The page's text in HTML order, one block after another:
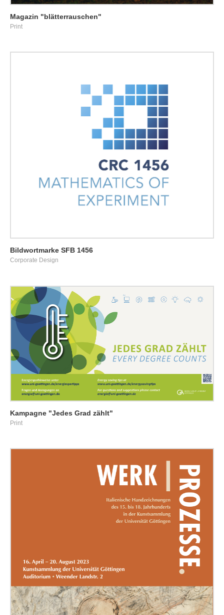
Magazin "blätterrauschen"
Print
Bildwortmarke SFB 1456
Corporate Design
Kampagne "Jedes Grad zählt"
Print